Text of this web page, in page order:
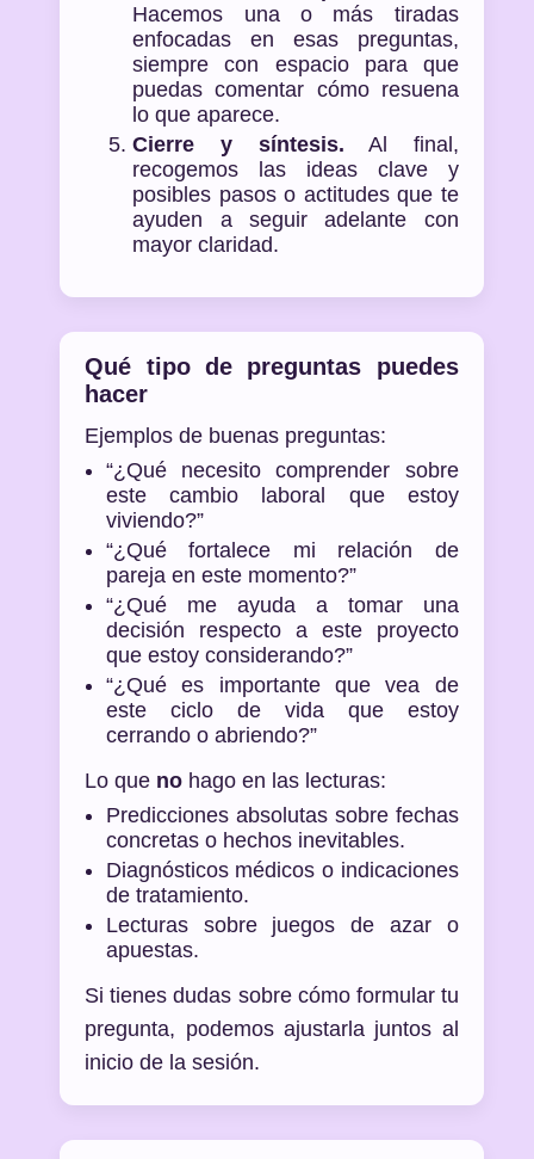
Hacemos una o más tiradas
enfocadas en esas preguntas,
siempre con espacio para que
puedas comentar cómo resuena
lo que aparece.
Cierre y síntesis. Al final,
recogemos las ideas clave y
posibles pasos o actitudes que te
ayuden a seguir adelante con
mayor claridad.
Qué tipo de preguntas puedes
hacer
Ejemplos de buenas preguntas:
“¿Qué necesito comprender sobre
este cambio laboral que estoy
viviendo?”
“¿Qué fortalece mi relación de
pareja en este momento?”
“¿Qué me ayuda a tomar una
decisión respecto a este proyecto
que estoy considerando?”
“¿Qué es importante que vea de
este ciclo de vida que estoy
cerrando o abriendo?”
Lo que no hago en las lecturas:
Predicciones absolutas sobre fechas
concretas o hechos inevitables.
Diagnósticos médicos o indicaciones
de tratamiento.
Lecturas sobre juegos de azar o
apuestas.
Si tienes dudas sobre cómo formular tu
pregunta, podemos ajustarla juntos al
inicio de la sesión.